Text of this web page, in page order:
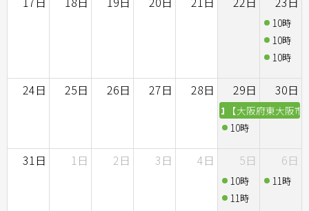
10時
10時
10時
24日 25日 26日 27日 28日 29日
10時【大阪府東大阪
10時
30日
31日 1日 2日 3日 4日 5日
10時
【埼玉県
11時
6日
11時